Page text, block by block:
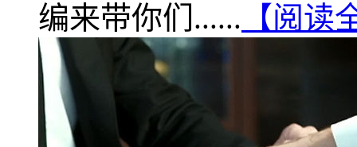
编来带你们...... 【阅读